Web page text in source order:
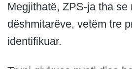
Megjithatë, ZPS-ja tha se
dëshmitarëve, vetëm tre
identifikuar.